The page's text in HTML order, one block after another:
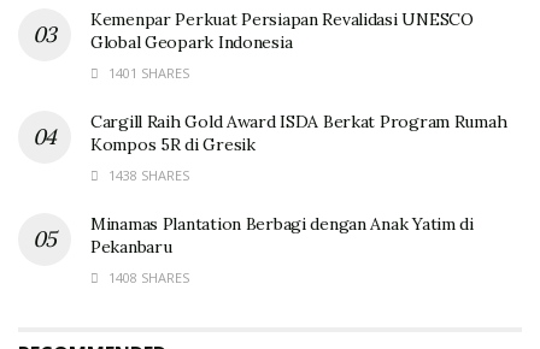
Kemenpar Perkuat Persiapan Revalidasi UNESCO
Global Geopark Indonesia
1401 SHARES
Cargill Raih Gold Award ISDA Berkat Program Rumah
Kompos 5R di Gresik
1438 SHARES
Minamas Plantation Berbagi dengan Anak Yatim di
Pekanbaru
1408 SHARES